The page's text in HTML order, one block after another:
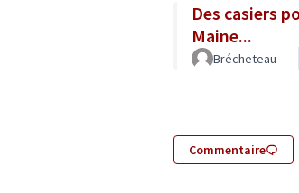
Des casiers
Maine...
Brécheteau
Commentaire